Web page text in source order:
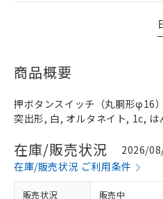
商品概要
押ボタンスイッチ（丸胴形φ16
突出形, 白, オルタネイト, 1c,
在庫/販売状況
2026/
在庫/販売状況 ご利用条件
販売状況 販売中